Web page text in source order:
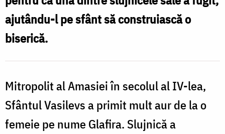
spre
sfințenie
ajutându-l pe sfânt să construiască o
biserică.
Mitropolit al Amasiei în secolul al IV-lea,
Sfântul Vasilevs a primit mult aur de la o
femeie pe nume Glafira. Slujnică a